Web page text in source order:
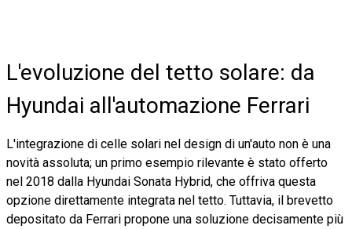
L'evoluzione del tetto solare: da
Hyundai all'automazione Ferrari
L'integrazione di celle solari nel design di un'auto non è una
novità assoluta; un primo esempio rilevante è stato offerto
nel 2018 dalla Hyundai Sonata Hybrid, che offriva questa
opzione direttamente integrata nel tetto. Tuttavia, il brevetto
depositato da Ferrari propone una soluzione decisamente più